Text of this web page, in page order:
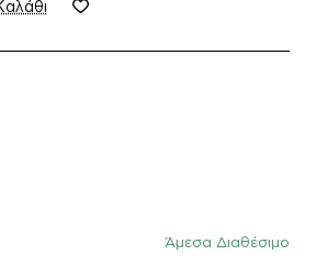
Άμεσα Διαθέσιμο